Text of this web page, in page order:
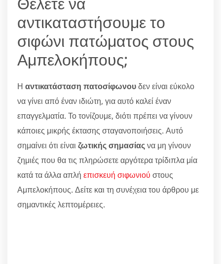
αντικαταστήσουμε το
σιφώνι πατώματος στους
Αμπελοκήπους;
Η αντικατάσταση πατοσίφωνουδεν είναι εύκολο
να γίνει από έναν ιδιώτη, για αυτό καλεί έναν
επαγγελματία. Το τονίζουμε, διότι πρέπει να γίνουν
κάποιες μικρής έκτασης σταγανοποιήσεις. Αυτό
σημαίνει ότι είναι ζωτικής σημασίαςνα μη γίνουν
ζημιές που θα τις πληρώσετε αργότερα τρίδιπλα μία
κατά τα άλλα απλή επισκευή σιφωνιού στους
Αμπελοκήπους. Δείτε και τη συνέχεια του άρθρου με
σημαντικές λεπτομέρειες.